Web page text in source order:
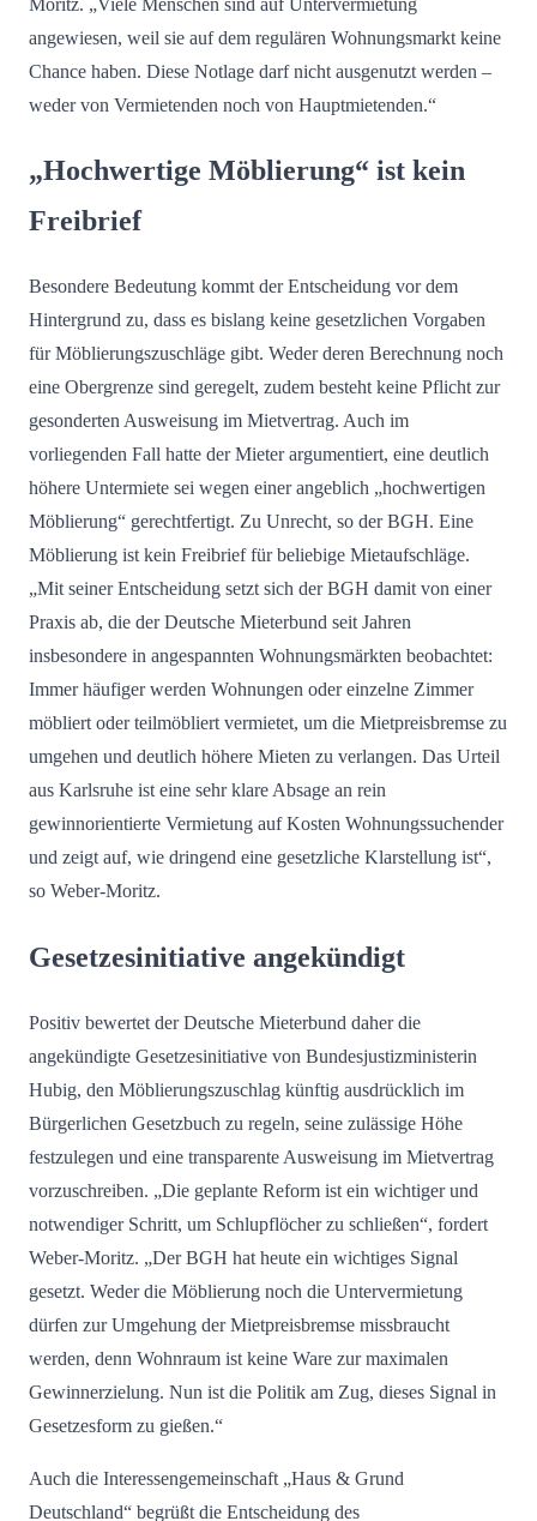
angewiesen, weil sie auf dem regulären Wohnungsmarkt keine
Chance haben. Diese Notlage darf nicht ausgenutzt werden –
weder von Vermietenden noch von Hauptmietenden.“
„Hochwertige Möblierung“ ist kein
Freibrief
Besondere Bedeutung kommt der Entscheidung vor dem
Hintergrund zu, dass es bislang keine gesetzlichen Vorgaben
für Möblierungszuschläge gibt. Weder deren Berechnung noch
eine Obergrenze sind geregelt, zudem besteht keine Pflicht zur
gesonderten Ausweisung im Mietvertrag. Auch im
vorliegenden Fall hatte der Mieter argumentiert, eine deutlich
höhere Untermiete sei wegen einer angeblich „hochwertigen
Möblierung“ gerechtfertigt. Zu Unrecht, so der BGH. Eine
Möblierung ist kein Freibrief für beliebige Mietaufschläge.
„Mit seiner Entscheidung setzt sich der BGH damit von einer
Praxis ab, die der Deutsche Mieterbund seit Jahren
insbesondere in angespannten Wohnungsmärkten beobachtet:
Immer häufiger werden Wohnungen oder einzelne Zimmer
möbliert oder teilmöbliert vermietet, um die Mietpreisbremse zu
umgehen und deutlich höhere Mieten zu verlangen. Das Urteil
aus Karlsruhe ist eine sehr klare Absage an rein
gewinnorientierte Vermietung auf Kosten Wohnungssuchender
und zeigt auf, wie dringend eine gesetzliche Klarstellung ist“,
so Weber-Moritz.
Gesetzesinitiative angekündigt
Positiv bewertet der Deutsche Mieterbund daher die
angekündigte Gesetzesinitiative von Bundesjustizministerin
Hubig, den Möblierungszuschlag künftig ausdrücklich im
Bürgerlichen Gesetzbuch zu regeln, seine zulässige Höhe
festzulegen und eine transparente Ausweisung im Mietvertrag
vorzuschreiben. „Die geplante Reform ist ein wichtiger und
notwendiger Schritt, um Schlupflöcher zu schließen“, fordert
Weber-Moritz. „Der BGH hat heute ein wichtiges Signal
gesetzt. Weder die Möblierung noch die Untervermietung
dürfen zur Umgehung der Mietpreisbremse missbraucht
werden, denn Wohnraum ist keine Ware zur maximalen
Gewinnerzielung. Nun ist die Politik am Zug, dieses Signal in
Gesetzesform zu gießen.“
Auch die Interessengemeinschaft „Haus & Grund
Deutschland“ begrüßt die Entscheidung des